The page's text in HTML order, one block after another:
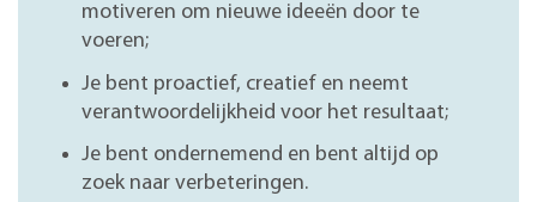
motiveren om nieuwe ideeën door te
voeren;
Je bent proactief, creatief en neemt
verantwoordelijkheid voor het resultaat;
Je bent ondernemend en bent altijd op
zoek naar verbeteringen.